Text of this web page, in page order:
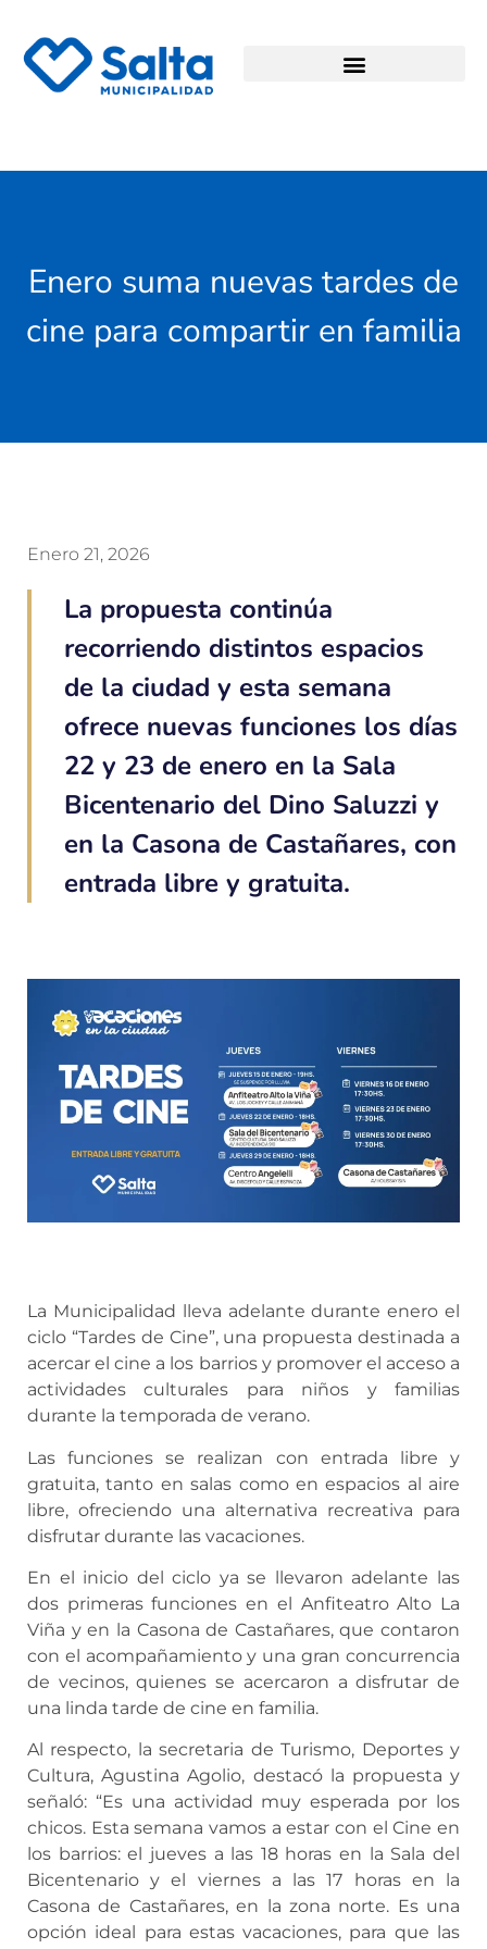
Enero suma nuevas tardes de
cine para compartir en familia
Enero 21, 2026
La propuesta continúa
recorriendo distintos espacios
de la ciudad y esta semana
ofrece nuevas funciones los días
22 y 23 de enero en la Sala
Bicentenario del Dino Saluzzi y
en la Casona de Castañares, con
entrada libre y gratuita.
La Municipalidad lleva adelante durante enero el
ciclo “Tardes de Cine”, una propuesta destinada a
acercar el cine a los barrios y promover el acceso a
actividades culturales para niños y familias
durante la temporada de verano.
Las funciones se realizan con entrada libre y
gratuita, tanto en salas como en espacios al aire
libre, ofreciendo una alternativa recreativa para
disfrutar durante las vacaciones.
En el inicio del ciclo ya se llevaron adelante las
dos primeras funciones en el Anfiteatro Alto La
Viña y en la Casona de Castañares, que contaron
con el acompañamiento y una gran concurrencia
de vecinos, quienes se acercaron a disfrutar de
una linda tarde de cine en familia.
Al respecto, la secretaria de Turismo, Deportes y
Cultura, Agustina Agolio, destacó la propuesta y
señaló: “Es una actividad muy esperada por los
chicos. Esta semana vamos a estar con el Cine en
los barrios: el jueves a las 18 horas en la Sala del
Bicentenario y el viernes a las 17 horas en la
Casona de Castañares, en la zona norte. Es una
opción ideal para estas vacaciones, para que las